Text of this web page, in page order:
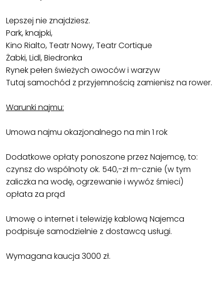
Lepszej nie znajdziesz.
Park, knajpki,
Kino Rialto, Teatr Nowy, Teatr Cortique
Żabki, Lidl, Biedronka
Rynek pełen świeżych owoców i warzyw
Tutaj samochód z przyjemnością zamienisz na rower.
Warunki najmu:
Umowa najmu okazjonalnego na min 1 rok
Dodatkowe opłaty ponoszone przez Najemcę, to:
czynsz do wspólnoty ok. 540,-zł m-cznie (w tym
zaliczka na wodę, ogrzewanie i wywóz śmieci)
opłata za prąd
Umowę o internet i telewizję kablową Najemca
podpisuje samodzielnie z dostawcą usługi.
Wymagana kaucja 3000 zł.